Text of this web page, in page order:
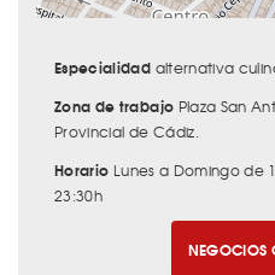
Especialidad alternativa
Zona de trabajo Plaza San
Provincial de Cádiz.
Horario Lunes a Domingo de
23:30h
NEGOCIOS